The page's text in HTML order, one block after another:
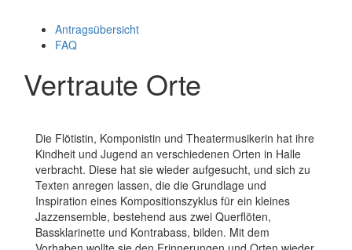
Antragsübersicht
FAQ
Vertraute Orte
Die Flötistin, Komponistin und Theatermusikerin hat ihre
Kindheit und Jugend an verschiedenen Orten in Halle
verbracht. Diese hat sie wieder aufgesucht, und sich zu
Texten anregen lassen, die die Grundlage und
Inspiration eines Kompositionszyklus für ein kleines
Jazzensemble, bestehend aus zwei Querflöten,
Bassklarinette und Kontrabass, bilden. Mit dem